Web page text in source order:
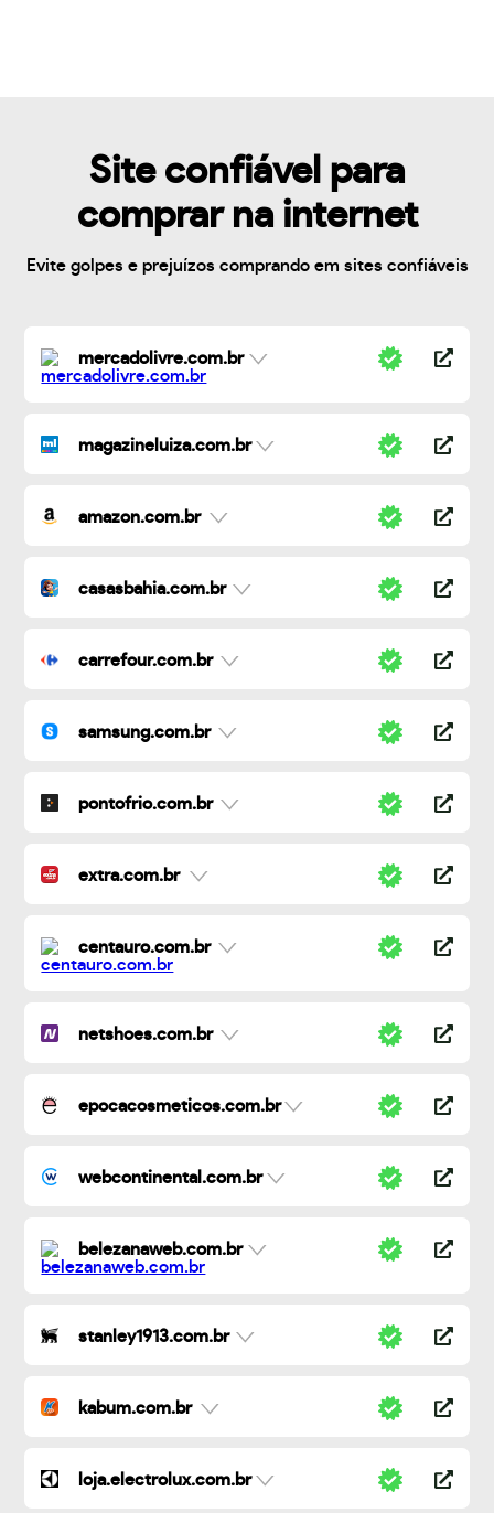
Site confiável para
comprar na internet
Evite golpes e prejuízos comprando em sites confiáveis
mercadolivre.com.br
magazineluiza.com.br
amazon.com.br
casasbahia.com.br
carrefour.com.br
samsung.com.br
pontofrio.com.br
extra.com.br
centauro.com.br
netshoes.com.br
epocacosmeticos.com.br
webcontinental.com.br
belezanaweb.com.br
stanley1913.com.br
kabum.com.br
loja.electrolux.com.br